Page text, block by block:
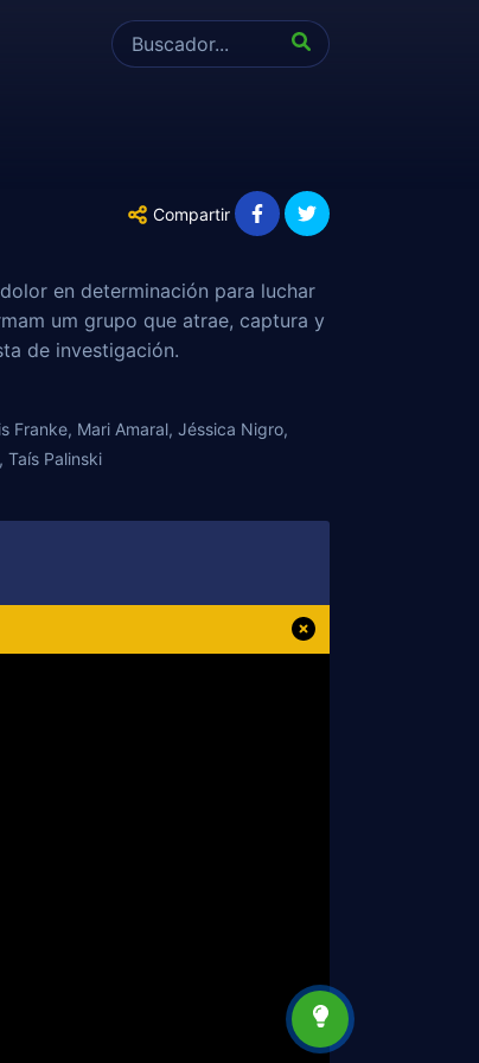
Compartir
en determinación para luchar
um grupo que atrae, captura y
de investigación.
Franke, Mari Amaral, Jéssica Nigro,
Taís Palinski